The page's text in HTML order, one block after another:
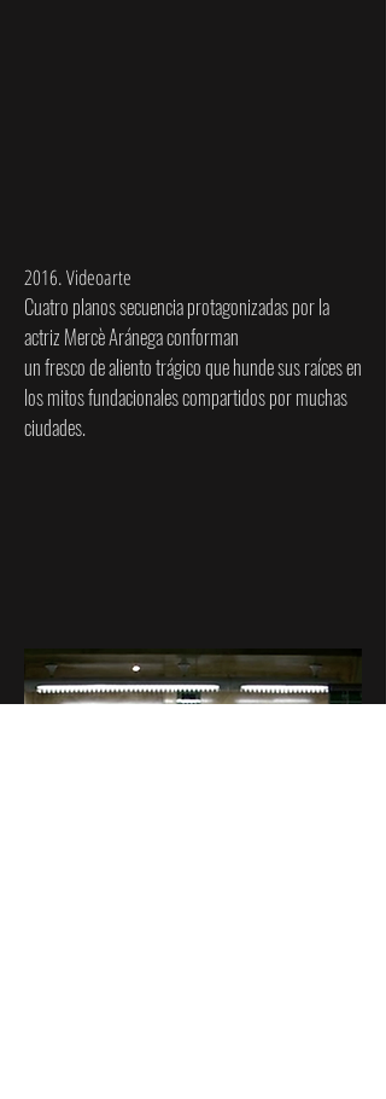
2016. Videoarte
Cuatro planos secuencia protagonizadas por la
actriz Mercè Aránega conforman
un fresco de aliento trágico que hunde sus raíces en
los mitos fundacionales compartidos por muchas
ciudades.